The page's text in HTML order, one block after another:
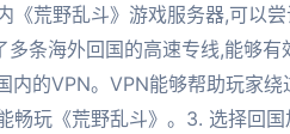
《荒野乱斗》游戏服务器,可以
多条海外回国的高速专线,能够
内的VPN。VPN能够帮助玩家
畅玩《荒野乱斗》。3. 选择回